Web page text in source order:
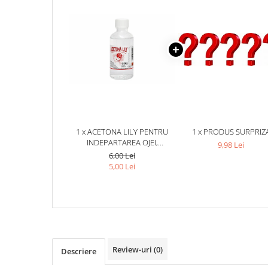
1 x ACETONA LILY PENTRU
INDEPARTAREA OJEI,
RECIPIENT DIN STICLA, 50 ML
6,00 Lei
5,00 Lei
1 x PRODUS
9,98 Lei
Descriere Review-uri (0)